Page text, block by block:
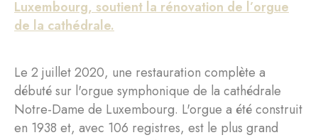
Luxembourg, soutient la rénovation de l’orgue
de la cathédrale.
Le 2 juillet 2020, une restauration complète a
débuté sur l'orgue symphonique de la cathédrale
Notre-Dame de Luxembourg. L'orgue a été construit
en 1938 et, avec 106 registres, est le plus grand